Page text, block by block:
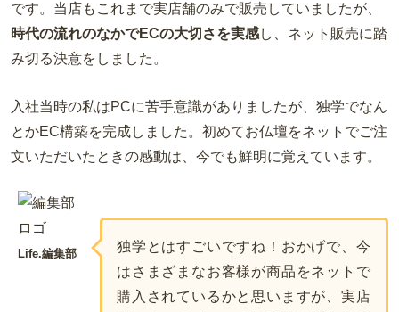
です。当店もこれまで実店舗のみで販売していましたが、
時代の流れのなかでECの大切さを実感し、ネット販売に踏
み切る決意をしました。
入社当時の私はPCに苦手意識がありましたが、独学でなん
とかEC構築を完成しました。初めてお仏壇をネットでご注
文いただいたときの感動は、今でも鮮明に覚えています。
Life.編集部
独学とはすごいですね！おかげで、今
はさまざまなお客様が商品をネットで
購入されているかと思いますが、実店